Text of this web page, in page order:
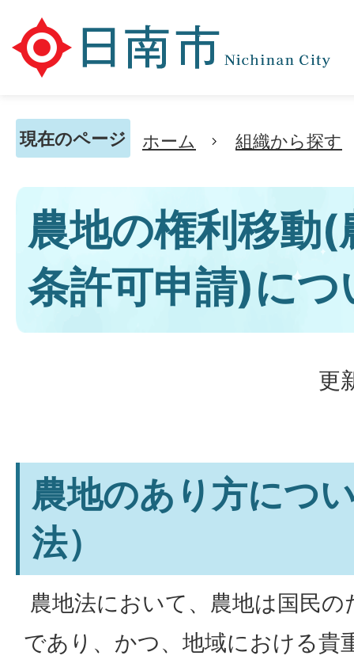
現在のページ ホーム 組織から探す
農地の権利移動
条許可申請)につ
更
農地のあり方につ
法）
農地法において、農地は国民
であり、かつ、地域における貴